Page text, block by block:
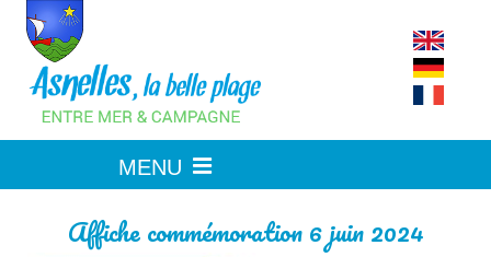
content
Affiche commémoration 6 juin 2024